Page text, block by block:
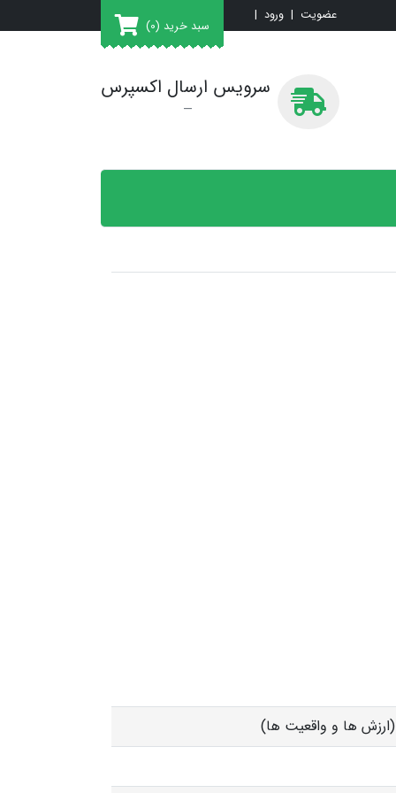
عضویت | ورود |
سبد خرید (0)
سرویس ارسال اکسپرس
ها و واقعیت ها)